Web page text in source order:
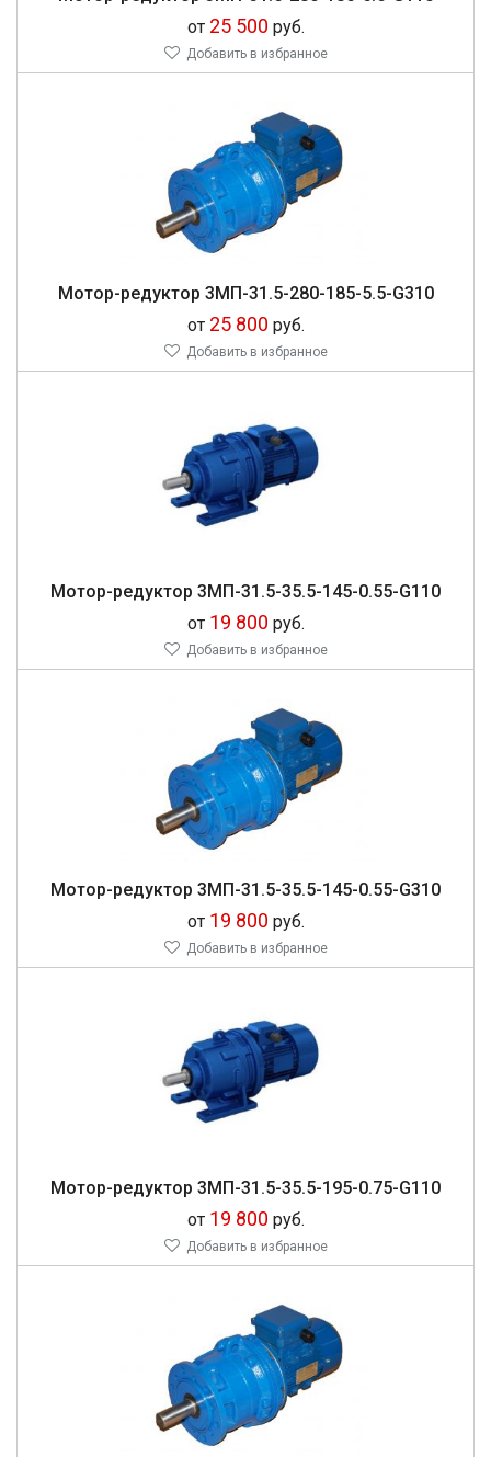
от 25 500 руб.
Добавить в избранное
Мо­тор-ре­дук­тор 3МП-31.5-280-185-5.5-G310
от 25 800 руб.
Добавить в избранное
Мо­тор-ре­дук­тор 3МП-31.5-35.5-145-0.55-G110
от 19 800 руб.
Добавить в избранное
Мо­тор-ре­дук­тор 3МП-31.5-35.5-145-0.55-G310
от 19 800 руб.
Добавить в избранное
Мо­тор-ре­дук­тор 3МП-31.5-35.5-195-0.75-G110
от 19 800 руб.
Добавить в избранное